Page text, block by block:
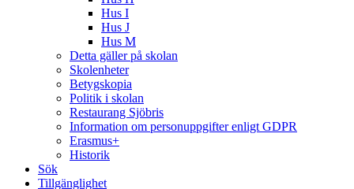
Hus I
Hus J
Hus M
Detta gäller på skolan
Skolenheter
Betygskopia
Politik i skolan
Restaurang Sjöbris
Information om personuppgifter enligt GDPR
Erasmus+
Historik
Sök
Tillgänglighet